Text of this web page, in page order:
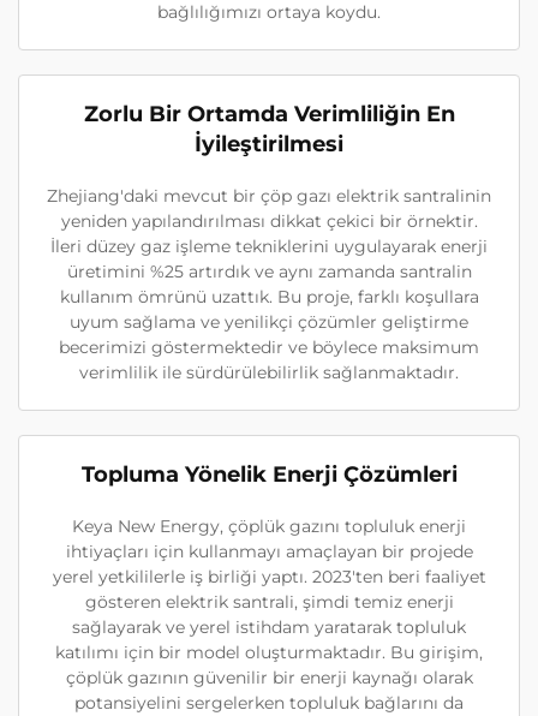
bağlılığımızı ortaya koydu.
Zorlu Bir Ortamda Verimliliğin En
İyileştirilmesi
Zhejiang'daki mevcut bir çöp gazı elektrik santralinin
yeniden yapılandırılması dikkat çekici bir örnektir.
İleri düzey gaz işleme tekniklerini uygulayarak enerji
üretimini %25 artırdık ve aynı zamanda santralin
kullanım ömrünü uzattık. Bu proje, farklı koşullara
uyum sağlama ve yenilikçi çözümler geliştirme
becerimizi göstermektedir ve böylece maksimum
verimlilik ile sürdürülebilirlik sağlanmaktadır.
Topluma Yönelik Enerji Çözümleri
Keya New Energy, çöplük gazını topluluk enerji
ihtiyaçları için kullanmayı amaçlayan bir projede
yerel yetkililerle iş birliği yaptı. 2023'ten beri faaliyet
gösteren elektrik santrali, şimdi temiz enerji
sağlayarak ve yerel istihdam yaratarak topluluk
katılımı için bir model oluşturmaktadır. Bu girişim,
çöplük gazının güvenilir bir enerji kaynağı olarak
potansiyelini sergelerken topluluk bağlarını da